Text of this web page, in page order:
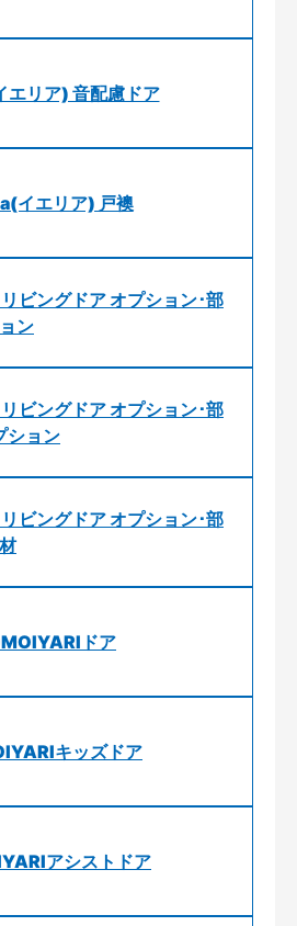
リア) 音配慮ドア
イエリア) 戸襖
ビングドア オプション･部
ン
ビングドア オプション･部
ション
ビングドア オプション･部
ドア
キッズドア
アシストドア